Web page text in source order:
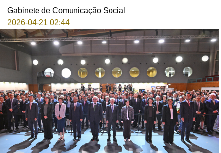
Gabinete de Comunicação Social
2026-04-21 02:44